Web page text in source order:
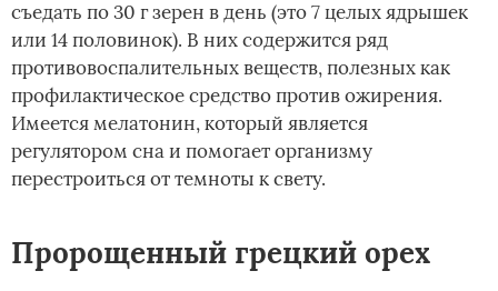
съедать по 30 г зерен в день (это 7 целых ядрышек
или 14 половинок). В них содержится ряд
противовоспалительных веществ, полезных как
профилактическое средство против ожирения.
Имеется мелатонин, который является
регулятором сна и помогает организму
перестроиться от темноты к свету.
Пророщенный грецкий орех